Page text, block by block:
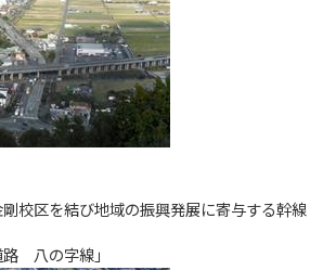
区を結び地域の振興発展に寄与する幹線
八の字線」